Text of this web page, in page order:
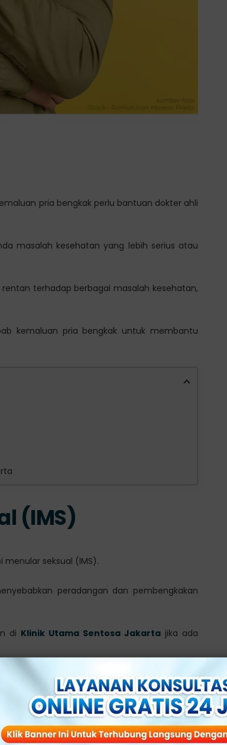
pria bengkak perlu bantuan dokter ahli
masalah kesehatan yang lebih serius atau
terhadap berbagai masalah kesehatan,
kemaluan pria bengkak untuk membantu
(IMS)
seksual (IMS).
peradangan dan pembengkakan
di Klinik Utama Sentosa Jakarta jika ada
penyebab pembengkakan.